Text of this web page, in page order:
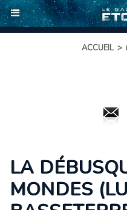
ACCUEIL >
LA
MONDES